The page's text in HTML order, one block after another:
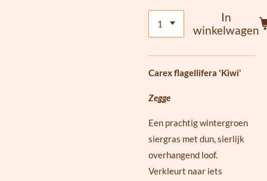
In
winkelwagen
Carex flagellifera 'Kiwi'
Zegge
Een prachtig wintergroen
siergras met dun, sierlijk
overhangend loof.
Verkleurt naar iets